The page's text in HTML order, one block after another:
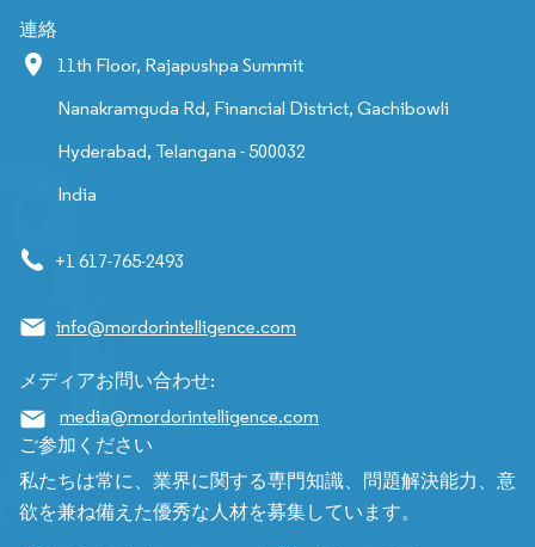
連絡
11th Floor, Rajapushpa Summit
Nanakramguda Rd, Financial District, Gachibowli
Hyderabad, Telangana - 500032
India
+1 617-765-2493
info@mordorintelligence.com
メディアお問い合わせ:
media@mordorintelligence.com
ご参加ください
私たちは常に、業界に関する専門知識、問題解決能力、意
欲を兼ね備えた優秀な人材を募集しています。